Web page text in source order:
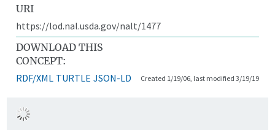
URI
https://lod.nal.usda.gov/nalt/1477
DOWNLOAD THIS
CONCEPT:
RDF/XML TURTLE JSON-LD Created 1/19/06, last modified 3/19/19